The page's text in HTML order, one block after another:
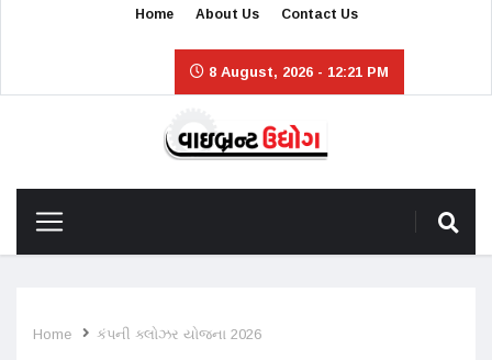
Home About Us Contact Us
8 August, 2026 - 12:21 PM
Home કંપની ક્લોઝર યોજના 2026